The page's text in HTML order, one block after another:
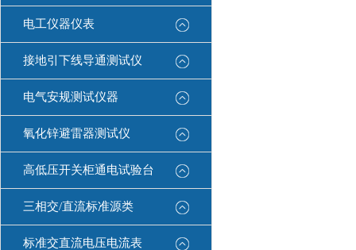
电工仪器仪表
接地引下线导通测试仪
电气安规测试仪器
氧化锌避雷器测试仪
高低压开关柜通电试验台
三相交/直流标准源类
标准交直流电压电流表